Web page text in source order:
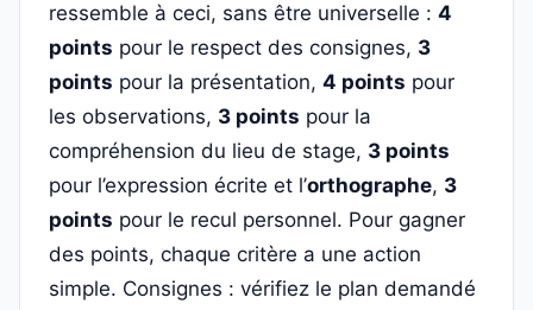
ressemble à ceci, sans être universelle : 4
points pour le respect des consignes, 3
points pour la présentation, 4 points pour
les observations, 3 points pour la
compréhension du lieu de stage, 3 points
pour l’expression écrite et l’orthographe, 3
points pour le recul personnel. Pour gagner
des points, chaque critère a une action
simple. Consignes : vérifiez le plan demandé